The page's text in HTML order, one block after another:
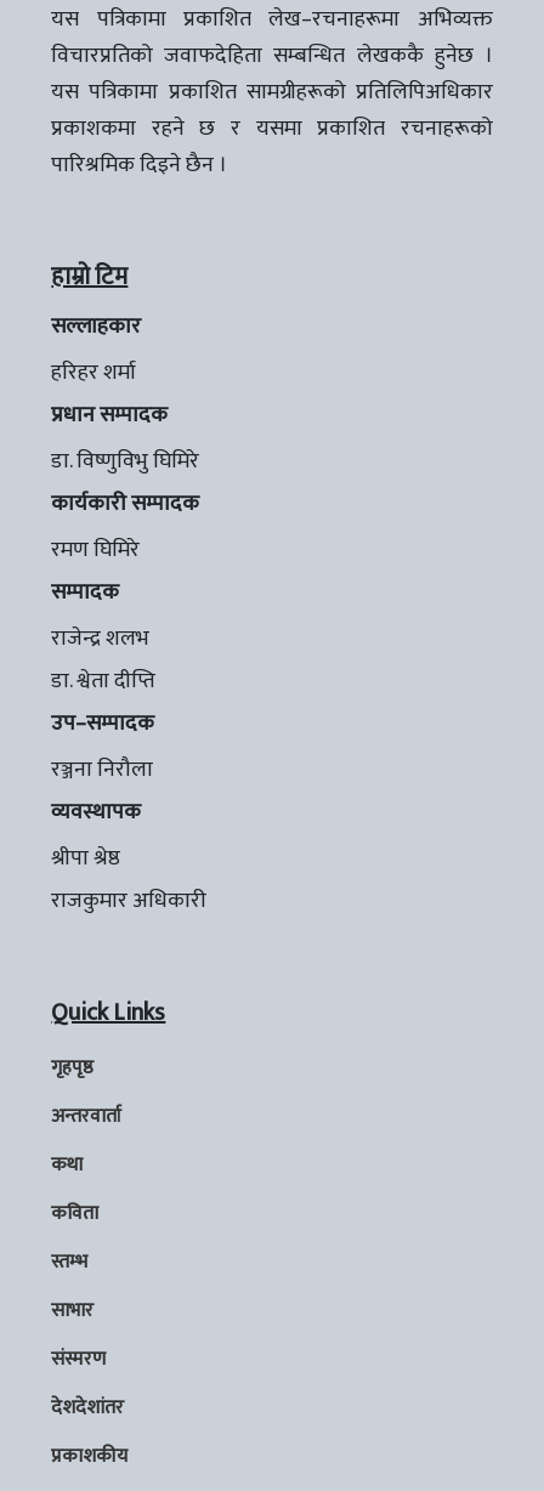
यस पत्रिकामा प्रकाशित लेख–रचनाहरूमा अभिव्यक्त
विचारप्रतिको जवाफदेहिता सम्बन्धित लेखककै हुनेछ ।
यस पत्रिकामा प्रकाशित सामग्रीहरूको प्रतिलिपिअधिकार
प्रकाशकमा रहने छ र यसमा प्रकाशित रचनाहरूको
पारिश्रमिक दिइने छैन ।
हाम्रो टिम
सल्लाहकार
हरिहर शर्मा
प्रधान सम्पादक
डा. विष्णुविभु घिमिरे
कार्यकारी सम्पादक
रमण घिमिरे
सम्पादक
राजेन्द्र शलभ
डा. श्वेता दीप्ति
उप–सम्पादक
रञ्जना निरौला
व्यवस्थापक
श्रीपा श्रेष्ठ
राजकुमार अधिकारी
Quick Links
गृहपृष्ठ
अन्तरवार्ता
कथा
कविता
स्तम्भ
साभार
संस्मरण
देशदेशांतर
प्रकाशकीय